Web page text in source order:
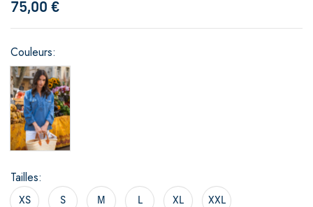
75,00 €
Couleurs
Tailles
XS S M L XL XXL